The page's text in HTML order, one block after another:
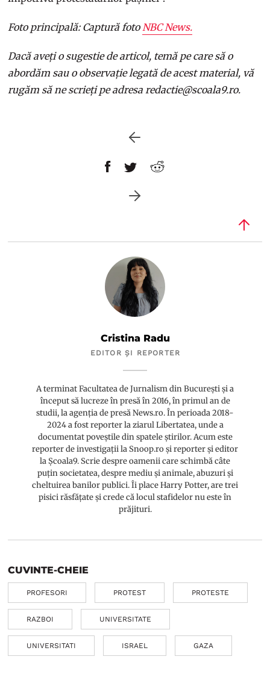
Foto principală: Captură foto NBC News.
Dacă aveți o sugestie de articol, temă pe care să o
abordăm sau o observație legată de acest material, vă
rugăm să ne scrieți pe adresa redactie@scoala9.ro.
Cristina Radu
EDITOR ȘI REPORTER
A terminat Facultatea de Jurnalism din București și a
început să lucreze în presă în 2016, în primul an de
studii, la agenția de presă News.ro. În perioada 2018-
2024 a fost reporter la ziarul Libertatea, unde a
documentat poveștile din spatele știrilor. Acum este
reporter de investigații la Snoop.ro și reporter și editor
la Școala9. Scrie despre oamenii care schimbă câte
puțin societatea, despre mediu și animale, abuzuri și
cheltuirea banilor publici. Îi place Harry Potter, are trei
pisici răsfățate și crede că locul stafidelor nu este în
prăjituri.
CUVINTE-CHEIE
PROFESORI PROTEST PROTESTE
RAZBOI UNIVERSITATE
UNIVERSITATI ISRAEL GAZA